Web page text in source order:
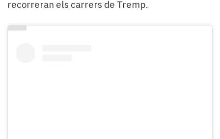
recorreran els carrers de Tremp.